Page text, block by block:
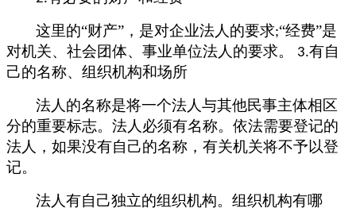
这里的“财产”，是对企业法人的要求;“经费”是
对机关、社会团体、事业单位法人的要求。
3.有自
己的名称、组织机构和场所
法人的名称是将一个法人与其他民事主体相区
分的重要标志。法人必须有名称。依法需要登记的
法人，如果没有自己的名称，有关机关将不予以登
记。
法人有自己独立的组织机构。组织机构有哪